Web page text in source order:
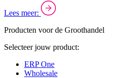
Lees meer:
Producten voor de Groothandel
Selecteer jouw product:
ERP One
Wholesale